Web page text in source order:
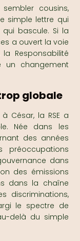
sembler cousins,
simple lettre qui
bascule. Si la
a ouvert la voie
Responsabilité
un changement
globale
César, la RSE a
Née dans les
des années
préoccupations
dans
des émissions
dans la chaîne
discriminations,
le spectre de
delà du simple